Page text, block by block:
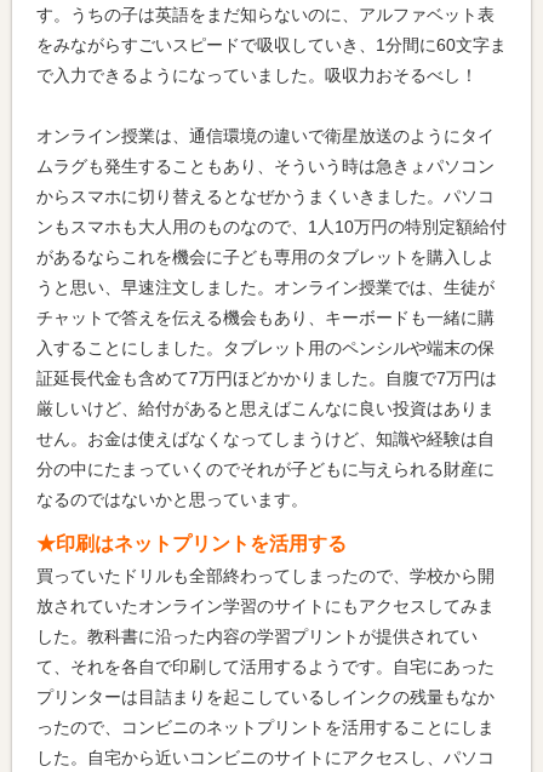
す。うちの子は英語をまだ知らないのに、アルファベット表
をみながらすごいスピードで吸収していき、1分間に60文字ま
で入力できるようになっていました。吸収力おそるべし！
オンライン授業は、通信環境の違いで衛星放送のようにタイ
ムラグも発生することもあり、そういう時は急きょパソコン
からスマホに切り替えるとなぜかうまくいきました。パソコ
ンもスマホも大人用のものなので、1人10万円の特別定額給付
があるならこれを機会に子ども専用のタブレットを購入しよ
うと思い、早速注文しました。オンライン授業では、生徒が
チャットで答えを伝える機会もあり、キーボードも一緒に購
入することにしました。タブレット用のペンシルや端末の保
証延長代金も含めて7万円ほどかかりました。自腹で7万円は
厳しいけど、給付があると思えばこんなに良い投資はありま
せん。お金は使えばなくなってしまうけど、知識や経験は自
分の中にたまっていくのでそれが子どもに与えられる財産に
なるのではないかと思っています。
★印刷はネットプリントを活用する
買っていたドリルも全部終わってしまったので、学校から開
放されていたオンライン学習のサイトにもアクセスしてみま
した。教科書に沿った内容の学習プリントが提供されてい
て、それを各自で印刷して活用するようです。自宅にあった
プリンターは目詰まりを起こしているしインクの残量もなか
ったので、コンビニのネットプリントを活用することにしま
した。自宅から近いコンビニのサイトにアクセスし、パソコ